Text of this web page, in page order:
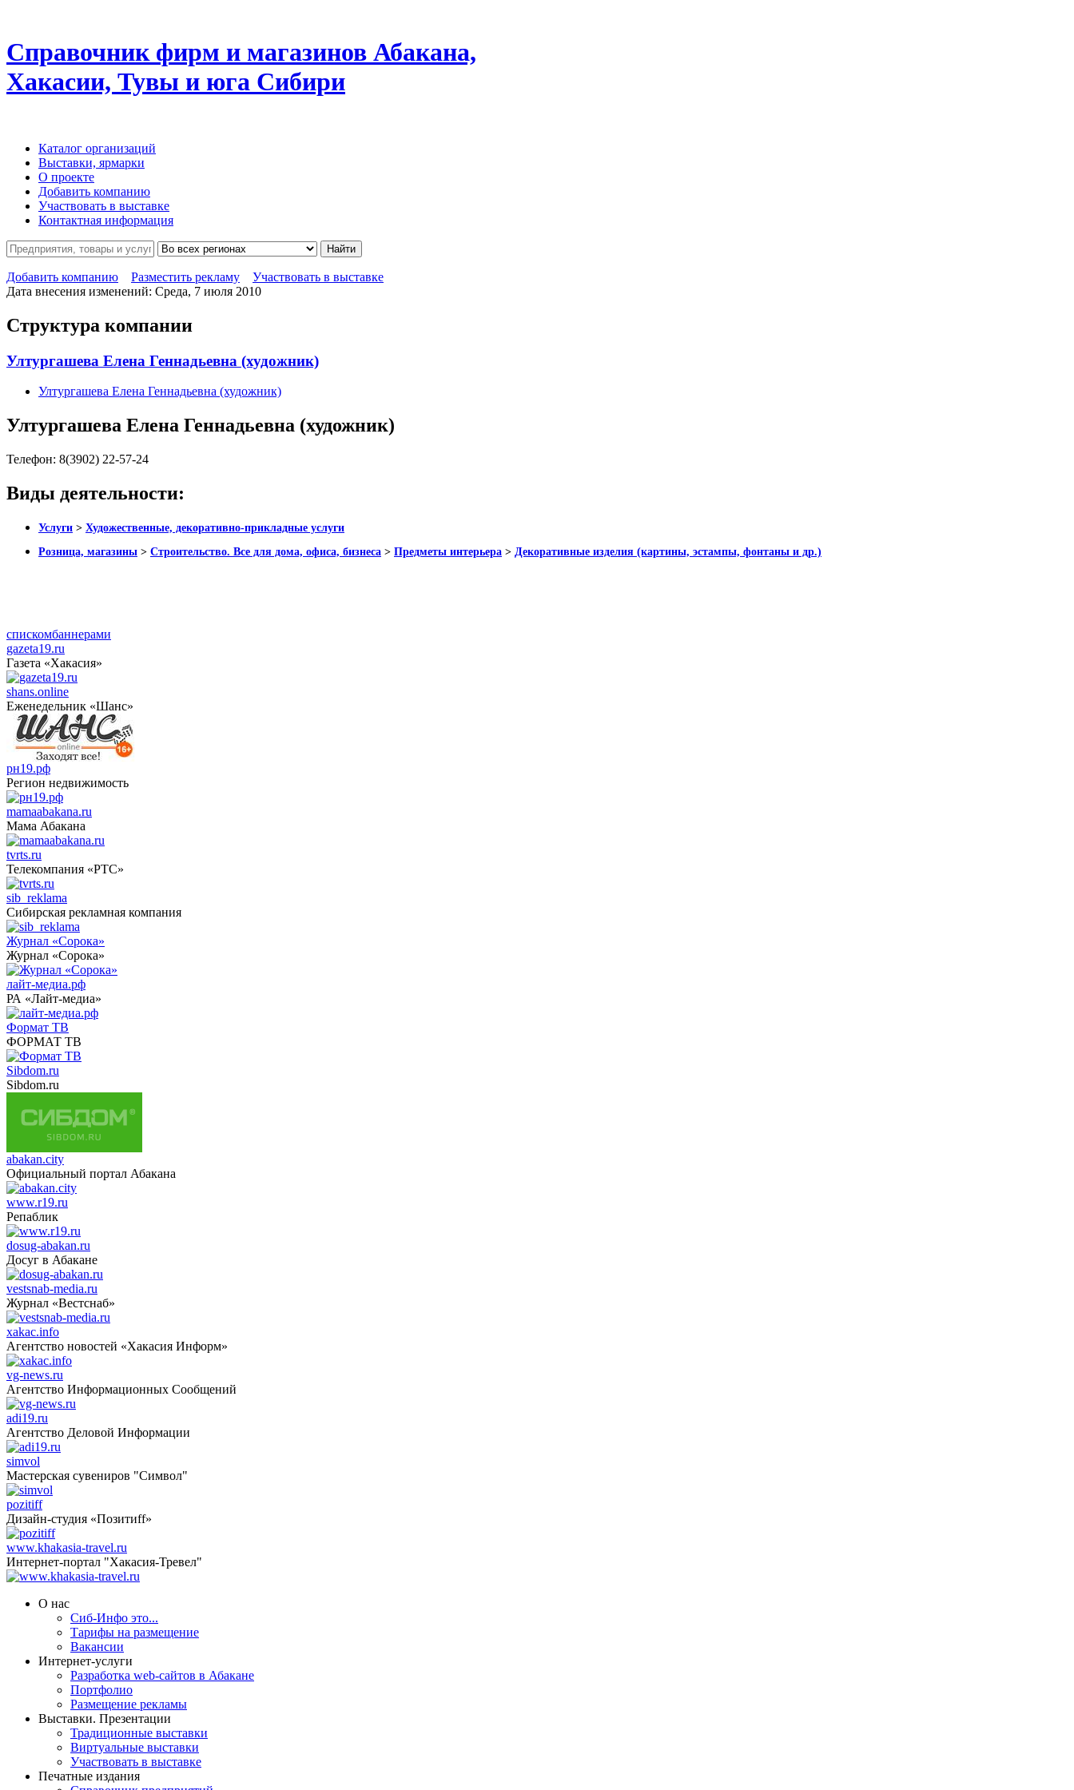
Справочник фирм и магазинов Абакана,
Хакасии, Тувы и юга Сибири
Каталог организаций
Выставки, ярмарки
О проекте
Добавить компанию
Участвовать в выставке
Контактная информация
Найти
Добавить компанию Разместить рекламу
Участвовать в выставке
Дата внесения изменений: Среда, 7 июля 2010
Структура компании
Ултургашева Елена Геннадьевна (художник)
Ултургашева Елена Геннадьевна (художник)
Ултургашева Елена Геннадьевна (художник)
Телефон: 8(3902) 22-57-24
Виды деятельности:
Услуги > Художественные, декоративно-прикладные услуги
Розница, магазины > Строительство. Все для дома, офиса, бизнеса > Предметы интерьера > Декоративные изделия (картины, эстампы, фонтаны и др.)
спискомбаннерами
gazeta19.ru
Газета «Хакасия»
shans.online
Еженедельник «Шанс»
рн19.рф
Регион недвижимость
mamaabakana.ru
Мама Абакана
tvrts.ru
Телекомпания «РТС»
sib_reklama
Сибирская рекламная компания
Журнал «Сорока»
Журнал «Сорока»
лайт-медиа.рф
РА «Лайт-медиа»
Формат ТВ
ФОРМАТ ТВ
Sibdom.ru
Sibdom.ru
abakan.city
Официальный портал Абакана
www.r19.ru
Репаблик
dosug-abakan.ru
Досуг в Абакане
vestsnab-media.ru
Журнал «Вестснаб»
xakac.info
Агентство новостей «Хакасия Информ»
vg-news.ru
Агентство Информационных Сообщений
adi19.ru
Агентство Деловой Информации
simvol
Мастерская сувениров "Символ"
pozitiff
Дизайн-студия «Позитиff»
www.khakasia-travel.ru
Интернет-портал "Хакасия-Тревел"
О нас
Сиб-Инфо это...
Тарифы на размещение
Вакансии
Интернет-услуги
Разработка web-сайтов в Абакане
Портфолио
Размещение рекламы
Выставки. Презентации
Традиционные выставки
Виртуальные выставки
Участвовать в выставке
Печатные издания